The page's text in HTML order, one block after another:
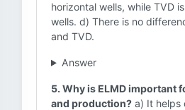
horizontal wells, while TVD
wells. d) There is no
and TVD.
Answer
5. Why is ELMD important
and production? a) It helps